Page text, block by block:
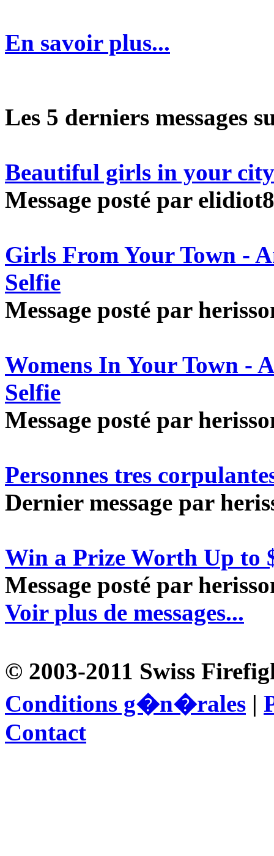
En savoir plus...
Les 5 derniers messages
Beautiful girls in your
Message posté par
Girls From Your Town -
Selfie
Message posté par
Womens In Your Town -
Selfie
Message posté par
Personnes tres
Dernier message par
Win a Prize Worth Up to
Message posté par
Voir plus de messages...
© 2003-2011 Swiss
Conditions g�n�rales |
Contact